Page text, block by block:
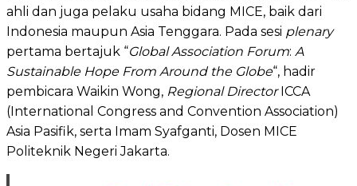
ahli dan juga pelaku usaha bidang MICE, baik dari
Indonesia maupun Asia Tenggara. Pada sesi plenary
pertama bertajuk “Global Association Forum: A
Sustainable Hope From Around the Globe“, hadir
pembicara Waikin Wong, Regional DirectorICCA
(International Congress and Convention Association)
Asia Pasifik, serta Imam Syafganti, Dosen MICE
Politeknik Negeri Jakarta.